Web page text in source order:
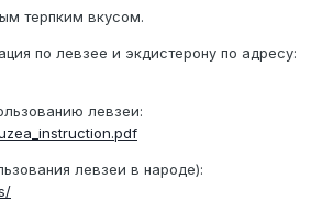
терпким вкусом.
по левзее и экдистерону по адресу:
левзеи:
левзеи в народе):